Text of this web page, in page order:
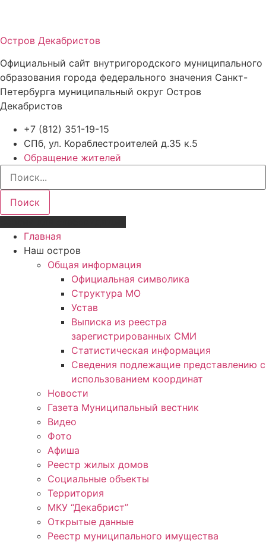
Остров Декабристов
Официальный сайт внутригородского муниципального
образования города федерального значения Санкт-
Петербурга муниципальный округ Остров
Декабристов
+7 (812) 351-19-15
СПб, ул. Кораблестроителей д.35 к.5
Обращение жителей
Поиск
Главная
Наш остров
Общая информация
Официальная символика
Структура МО
Устав
Выписка из реестра
зарегистрированных СМИ
Статистическая информация
Сведения подлежащие представлению с
использованием координат
Новости
Газета Муниципальный вестник
Видео
Фото
Афиша
Реестр жилых домов
Социальные объекты
Территория
МКУ “Декабрист”
Открытые данные
Реестр муниципального имущества